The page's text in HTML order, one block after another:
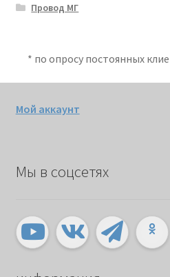
Провод МГ
* по опросу постоянных
Мой аккаунт
Мы в соцсетях